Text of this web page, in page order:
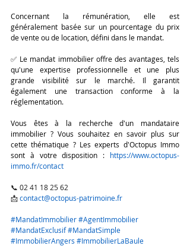
Concernant la rémunération, elle est
généralement basée sur un pourcentage du prix
de vente ou de location, défini dans le mandat.
✅ Le mandat immobilier offre des avantages, tels
qu'une expertise professionnelle et une plus
grande visibilité sur le marché. Il garantit
également une transaction conforme à la
réglementation.
Vous êtes à la recherche d'un mandataire
immobilier ? Vous souhaitez en savoir plus sur
cette thématique ? Les experts d'Octopus Immo
sont à votre disposition : https://www.octopus-
immo.fr/contact
📞 02 41 18 25 62
📩 contact@octopus-patrimoine.fr
#MandatImmobilier#AgentImmobilier
#MandatExclusif#MandatSimple
#ImmobilierAngers #ImmobilierLaBaule